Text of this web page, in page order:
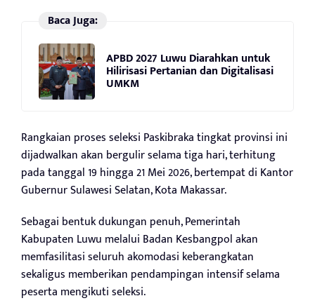
Baca Juga:
APBD 2027 Luwu Diarahkan untuk
Hilirisasi Pertanian dan Digitalisasi
UMKM
Rangkaian proses seleksi Paskibraka tingkat provinsi ini
dijadwalkan akan bergulir selama tiga hari, terhitung
pada tanggal 19 hingga 21 Mei 2026, bertempat di Kantor
Gubernur Sulawesi Selatan, Kota Makassar.
Sebagai bentuk dukungan penuh, Pemerintah
Kabupaten Luwu melalui Badan Kesbangpol akan
memfasilitasi seluruh akomodasi keberangkatan
sekaligus memberikan pendampingan intensif selama
peserta mengikuti seleksi.